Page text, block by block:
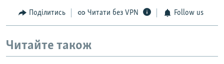
Поділитись Читати без VPN Follow us
Читайте також